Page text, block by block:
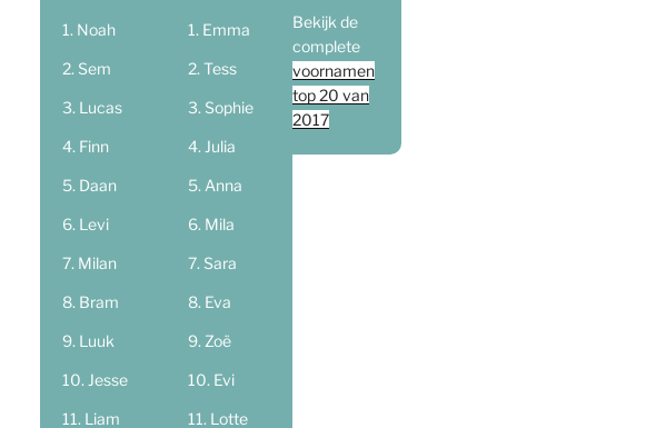
Noah
Sem
Lucas
Finn
Daan
Levi
Milan
Bram
Luuk
Jesse
Liam
Emma
Tess
Sophie
Julia
Anna
Mila
Sara
Eva
Zoë
Evi
Lotte
Bekijk de
complete
voornamen
top 20 van
2017